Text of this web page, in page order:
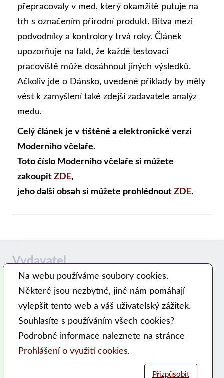
přepracovaly v med, který okamžitě putuje na
trh s označením přírodní produkt. Bitva mezi
podvodníky a kontrolory trvá roky. Článek
upozorňuje na fakt, že každé testovací
pracoviště může dosáhnout jiných výsledků.
Ačkoliv jde o Dánsko, uvedené příklady by měly
vést k zamyšlení také zdejší zadavatele analýz
medu.
Celý článek je v tištěné a elektronické verzi
Moderního včelaře.
Toto číslo Moderního včelaře si můžete
zakoupit ZDE,
jeho další obsah si můžete prohlédnout ZDE.
Vydavatel
Časopis MODERNÍ VČELAŘ vydává PSNV-CZ:
Pracovní společnost nástavkových včelařů CZ, z. s.
Hlavní 99, 753 56 Opatovice
Kontakty
Na webu používáme soubory cookies.
Některé jsou nezbytné, jiné nám pomáhají
vylepšit tento web a váš uživatelský zážitek.
Souhlasíte s používáním všech cookies?
Podrobné informace naleznete na stránce
Prohlášení o využití cookies.
Přizpůsobit